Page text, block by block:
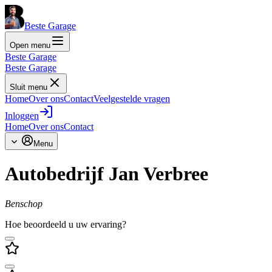
Beste Garage
Open menu
Beste Garage
Beste Garage
Sluit menu
HomeOver onsContactVeelgestelde vragen
Inloggen
HomeOver onsContact
Menu
Autobedrijf Jan Verbree
Benschop
Hoe beoordeeld u uw ervaring?